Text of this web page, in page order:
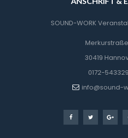
SOUND-WORK
Merkurstraße
30419
0172-
info@sound-